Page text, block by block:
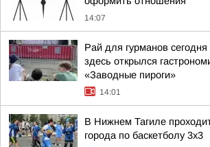
14:07
Рай для гурманов
здесь открылся
«Заводные пироги»
14:01
В Нижнем Тагиле
города по баскетболу 3х3